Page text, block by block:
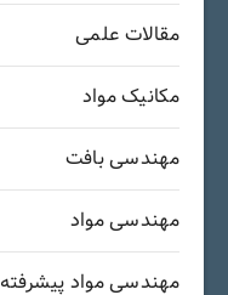
مقالات علمی
مکانیک مواد
مهندسی بافت
مهندسی مواد
مهندسی مواد پیشرفته